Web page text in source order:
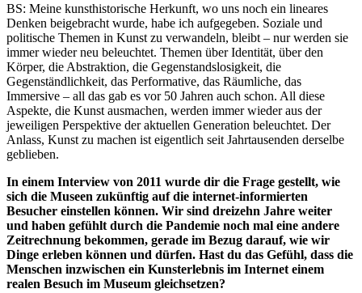
BS: Meine kunsthistorische Herkunft, wo uns noch ein lineares
Denken beigebracht wurde, habe ich aufgegeben. Soziale und
politische Themen in Kunst zu verwandeln, bleibt – nur werden sie
immer wieder neu beleuchtet. Themen über Identität, über den
Körper, die Abstraktion, die Gegenstandslosigkeit, die
Gegenständlichkeit, das Performative, das Räumliche, das
Immersive – all das gab es vor 50 Jahren auch schon. All diese
Aspekte, die Kunst ausmachen, werden immer wieder aus der
jeweiligen Perspektive der aktuellen Generation beleuchtet. Der
Anlass, Kunst zu machen ist eigentlich seit Jahrtausenden derselbe
geblieben.
In einem Interview von 2011 wurde dir die Frage gestellt, wie
sich die Museen zukünftig auf die internet-informierten
Besucher einstellen können. Wir sind dreizehn Jahre weiter
und haben gefühlt durch die Pandemie noch mal eine andere
Zeitrechnung bekommen, gerade im Bezug darauf, wie wir
Dinge erleben können und dürfen. Hast du das Gefühl, dass die
Menschen inzwischen ein Kunsterlebnis im Internet einem
realen Besuch im Museum gleichsetzen?